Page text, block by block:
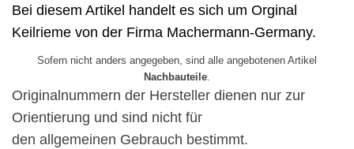
Bei diesem Artikel handelt es sich um Orginal
Keilrieme von der Firma Machermann-Germany.
Sofern nicht anders angegeben, sind alle angebotenen Artikel
Nachbauteile.
Originalnummern der Hersteller dienen nur zur
Orientierung und sind nicht für
den allgemeinen Gebrauch bestimmt.